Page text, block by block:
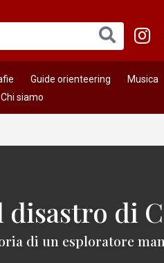
Guide orienteering Musica
Chi siamo
disastro di
di un esploratore